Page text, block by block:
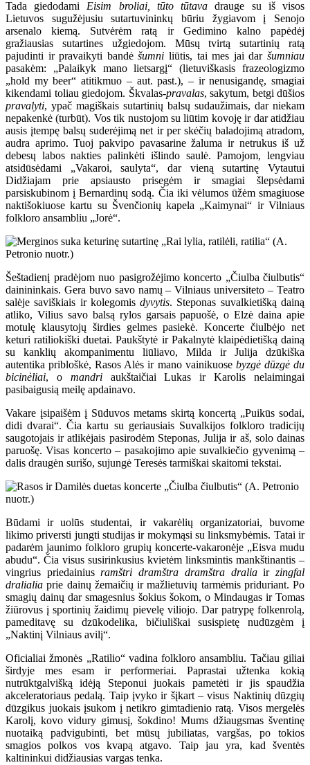
Tada giedodami Eisim broliai, tūto tūtava drauge su iš visos
Lietuvos sugužėjusiu sutartuvininkų būriu žygiavom į Senojo
arsenalo kiemą. Sutvėrėm ratą ir Gedimino kalno papėdėj
gražiausias sutartines užgiedojom. Mūsų tvirtą sutartinių ratą
pajudinti ir pravaikyti bandėšumni liūtis, tai mes jai daršumniau
pasakėm: „Palaikyk mano lietsargį“ (lietuviškasis frazeologizmo
„hold my beer“ atitikmuo – aut. past.), – ir nenusigandę, smagiai
kikendami toliau giedojom. Škvalas-pravalas, sakytum, betgi dūšios
pravalyti, ypač magiškais sutartinių balsų sudaužimais, dar niekam
nepakenkė (turbūt). Vos tik nustojom su liūtim kovoję ir dar atidžiau
ausis įtempę balsų suderėjimą net ir per skėčių baladojimą atradom,
audra aprimo. Tuoj pakvipo pavasarine žaluma ir netrukus iš už
debesų labos nakties palinkėti išlindo saulė. Pamojom, lengviau
atsidūsėdami „Vakaroi, saulyta“, dar vieną sutartinę Vytautui
Didžiajam prie apsiausto prisegėm ir smagiai šlepsėdami
parsiskubinom į Bernardinų sodą. Čia iki vėlumos ūžėm smagiuose
naktišokiuose kartu su Švenčionių kapela „Kaimynai“ ir Vilniaus
folkloro ansambliu „Jorė“.
Šeštadienį pradėjom nuo pasigrožėjimo koncerto „Čiulba čiulbutis“
dainininkais. Gera buvo savo namų – Vilniaus universiteto – Teatro
salėje saviškiais ir kolegomisdyvytis. Steponas suvalkietišką dainą
atliko, Vilius savo balsą rylos garsais papuošė, o Elzė daina apie
motulę klausytojų širdies gelmes pasiekė. Koncerte čiulbėjo net
keturi ratiliokiški duetai. Paukštytė ir Pakalnytė klaipėdietišką dainą
su kanklių akompanimentu liūliavo, Milda ir Julija dzūkiška
autentika pribloškė, Rasos Alės ir mano vainikuose byzgė dūzgė du
bicinėliai, o mandriaukštaičiai Lukas ir Karolis nelaimingai
pasibaigusią meilę apdainavo.
Vakare įsipaišėm į Sūduvos metams skirtą koncertą „Puikūs sodai,
didi dvarai“. Čia kartu su geriausiais Suvalkijos folkloro tradicijų
saugotojais ir atlikėjais pasirodėm Steponas, Julija ir aš, solo dainas
paruošę. Visas koncerto – pasakojimo apie suvalkiečio gyvenimą –
dalis draugėn surišo, sujungė Teresės tarmiškai skaitomi tekstai.
Būdami ir uolūs studentai, ir vakarėlių organizatoriai, buvome
likimo priversti jungti studijas ir mokymąsi su linksmybėmis. Tatai ir
padarėm jaunimo folkloro grupių koncerte-vakaronėje „Eisva mudu
abudu“. Čia visus susirinkusius kvietėm linksmintis mankštinantis –
vingrius priedainiusramštri dramštra dramštra draliairzingfal
dralialia prie dainų žemaičių ir mažlietuvių tarmėmis priduriant. Po
smagių dainų dar smagesnius šokius šokom, o Mindaugas ir Tomas
žiūrovus į sportinių žaidimų pievelę viliojo. Dar patrypę folkenrolą,
pameditavę su dzūkodelika, bičiuliškai susispietę nudūzgėm į
„Naktinį Vilniaus avilį“.
Oficialiai žmonės „Ratilio“ vadina folkloro ansambliu. Tačiau giliai
širdyje mes esam ir performeriai. Paprastai užtenka kokią
nutrūktgalvišką idėją Steponui juokais pametėti ir jis spaudžia
akceleratoriaus pedalą. Taip įvyko ir šįkart – visus Naktinių dūzgių
dūzgikus juokais įsukom į netikro gimtadienio ratą. Visos mergelės
Karolį, kovo vidury gimusį, šokdino! Mums džiaugsmas šventinę
nuotaiką padvigubinti, bet mūsų jubiliatas, vargšas, po tokios
smagios polkos vos kvapą atgavo. Taip jau yra, kad šventės
kaltininkui didžiausias vargas tenka.